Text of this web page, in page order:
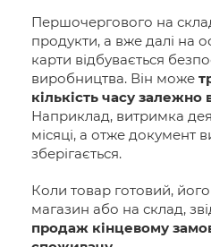
Першочергового на
продукти, а вже далі на
карти відбувається
виробництва. Він може
кількість часу залежно
Наприклад, витримка
місяці, а отже документ
зберігається.
Коли товар готовий,
магазин або на склад,
продаж кінцевому